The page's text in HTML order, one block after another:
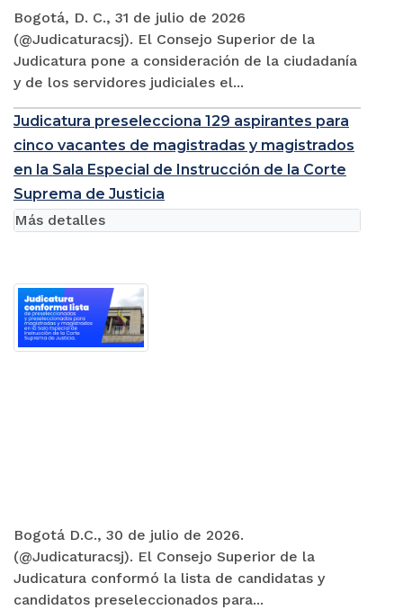
Bogotá, D. C., 31 de julio de 2026
(@Judicaturacsj). El Consejo Superior de la
Judicatura pone a consideración de la ciudadanía
y de los servidores judiciales el...
Judicatura preselecciona 129 aspirantes para
cinco vacantes de magistradas y magistrados
en la Sala Especial de Instrucción de la Corte
Suprema de Justicia
Bogotá D.C., 30 de julio de 2026.
(@Judicaturacsj). El Consejo Superior de la
Judicatura conformó la lista de candidatas y
candidatos preseleccionados para...
Más detalles